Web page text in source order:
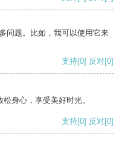
问题。比如，我可以使用它来
支持[0] 反对[0]
身心，享受美好时光。
支持[0] 反对[0]